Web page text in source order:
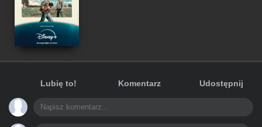
Lubię to! Komentarz Udostępnij